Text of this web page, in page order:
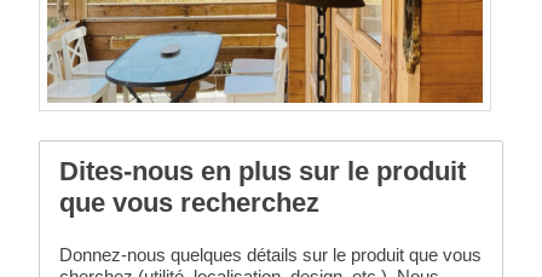
Dites-nous en plus sur le produit
que vous recherchez
Donnez-nous quelques détails sur le produit que vous